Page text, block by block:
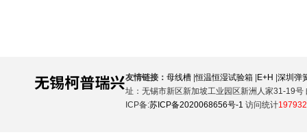
友情链接： 母线槽 |恒温恒湿试验箱 E+H 深圳弹
址：无锡市新区新加坡工业园区新洲人家31-19号
ICP备:苏ICP备2020068656号-1 访问统计197932